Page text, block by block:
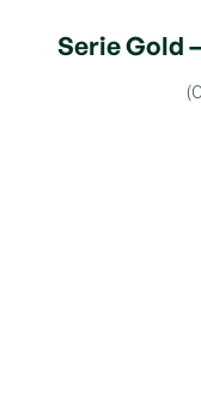
Serie Gold